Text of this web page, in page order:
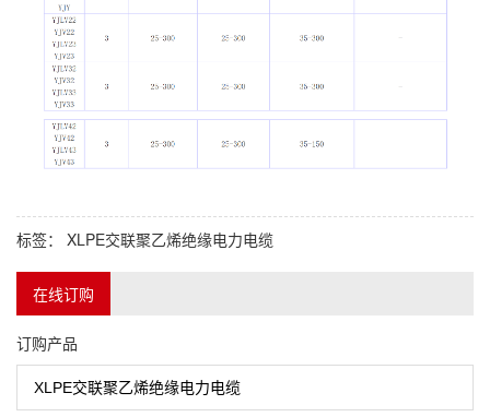
标签： XLPE交联聚乙烯绝缘电力电缆
在线订购
订购产品